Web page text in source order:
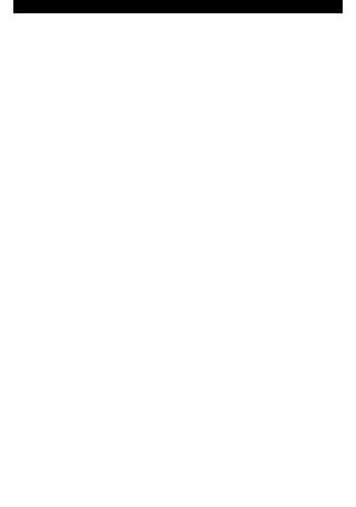
Eine Reise durch Geschichte, Kulturen und